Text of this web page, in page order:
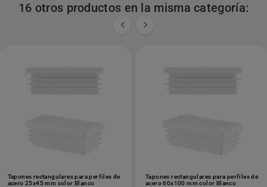
16 otros productos en la misma categoría:
 
Tapones rectangulares para perfiles de
acero 25x45 mm color Blanco
Tapones rectangulares para perfiles de
acero 60x100 mm color Blanco